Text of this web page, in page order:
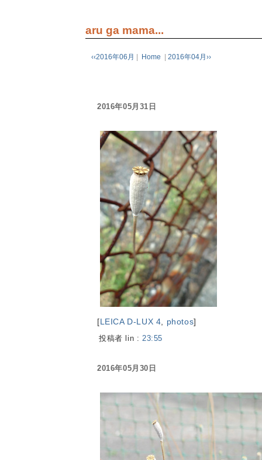
aru ga mama...
‹‹2016年06月 Home 2016年04月››
2016年05月31日
[LEICA D-LUX 4 photos]
投稿者 lin : 23:55
2016年05月30日